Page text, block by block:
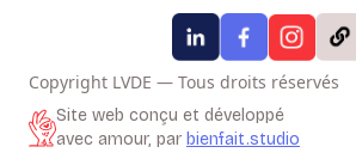
Copyright LVDE — Tous droits réservés
Site web conçu et développé
avec amour, par bienfait.studio